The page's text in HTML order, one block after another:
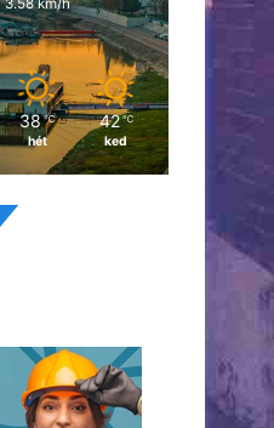
38 ℃
hét
42 ℃
ked